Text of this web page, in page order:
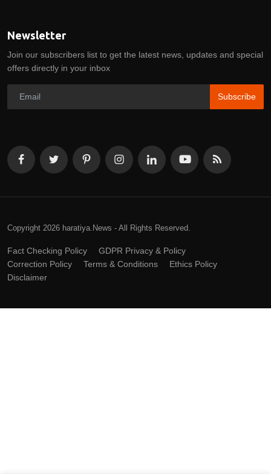
Newsletter
Join our subscribers list to get the latest news, updates and special
offers directly in your inbox
Subscribe
Copyright 2026 haratiya.News - All Rights Reserved.
Fact Checking Policy
GDPR Privacy & Policy
Correction Policy
Terms & Conditions
Ethics Policy
Disclaimer